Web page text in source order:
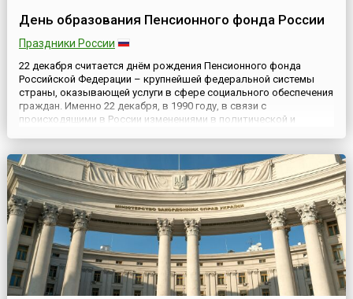
День образования Пенсионного фонда России
Праздники России
22 декабря считается днём рождения Пенсионного фонда
Российской Федерации – крупнейшей федеральной системы
страны, оказывающей услуги в сфере социального обеспечения
граждан. Именно 22 декабря, в 1990 году, в связи с
происходящими в России изменениями в политической и
постановлением Верховного С...